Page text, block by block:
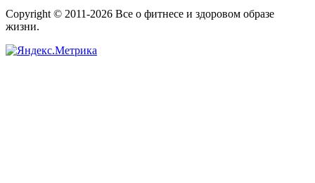
Copyright © 2011-2026 Все о фитнесе и здоровом образе
жизни.